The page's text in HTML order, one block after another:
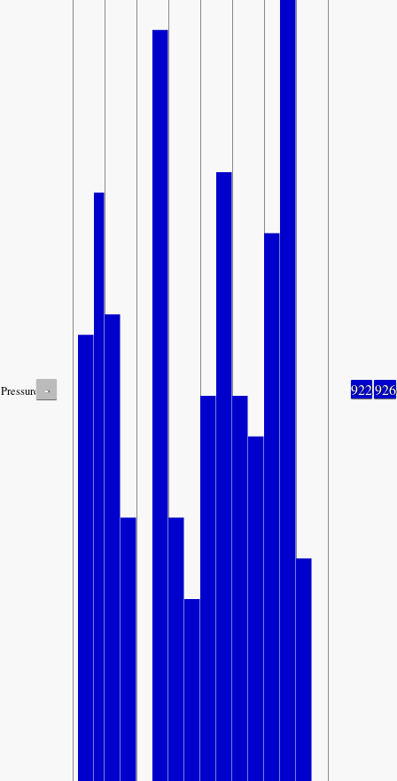
Pressure - 922926